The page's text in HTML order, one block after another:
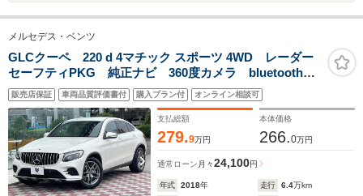
メルセデス・ベンツ
GLCクーペ 220 d 4マチック スポーツ 4WD レーダー
セーフティPKG 純正ナビ 360度カメラ bluetooth接
続 メモリ付きパワーシート シートヒーター ヘッド
アップディスプレイ 電動リアゲート ハーフレザーシ
ート 禁煙 ETC
販売店保証 車両品質評価書付 購入プラン付 オンライン相談可
支払総額
279.9万円
本体価格
266.0万円
通常ローン 月々24,100円
年式 2018年 走行 6.4万km